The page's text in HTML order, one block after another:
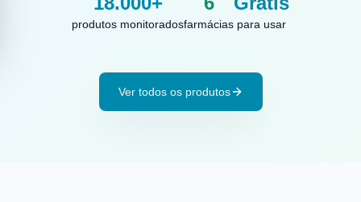
produtos monitoradosfarmácias para usar
Ver todos os produtos